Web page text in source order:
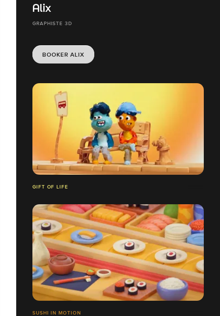
Alix
GRAPHISTE 3D
BOOKER ALIX
GIFT OF LIFE
SUSHI IN MOTION